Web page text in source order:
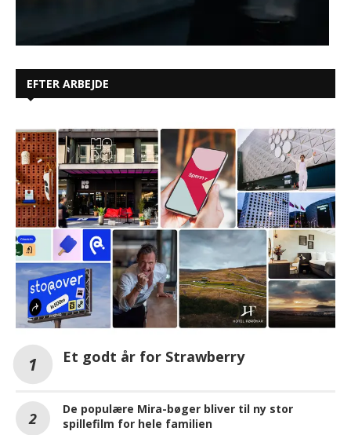
EFTER ARBEJDE
Et godt år for Strawberry
De populære Mira-bøger bliver til ny stor
spillefilm for hele familien